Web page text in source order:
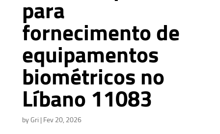
para
fornecimento de
equipamentos
biométricos no
Líbano 11083
byGri|Fev 20, 2026